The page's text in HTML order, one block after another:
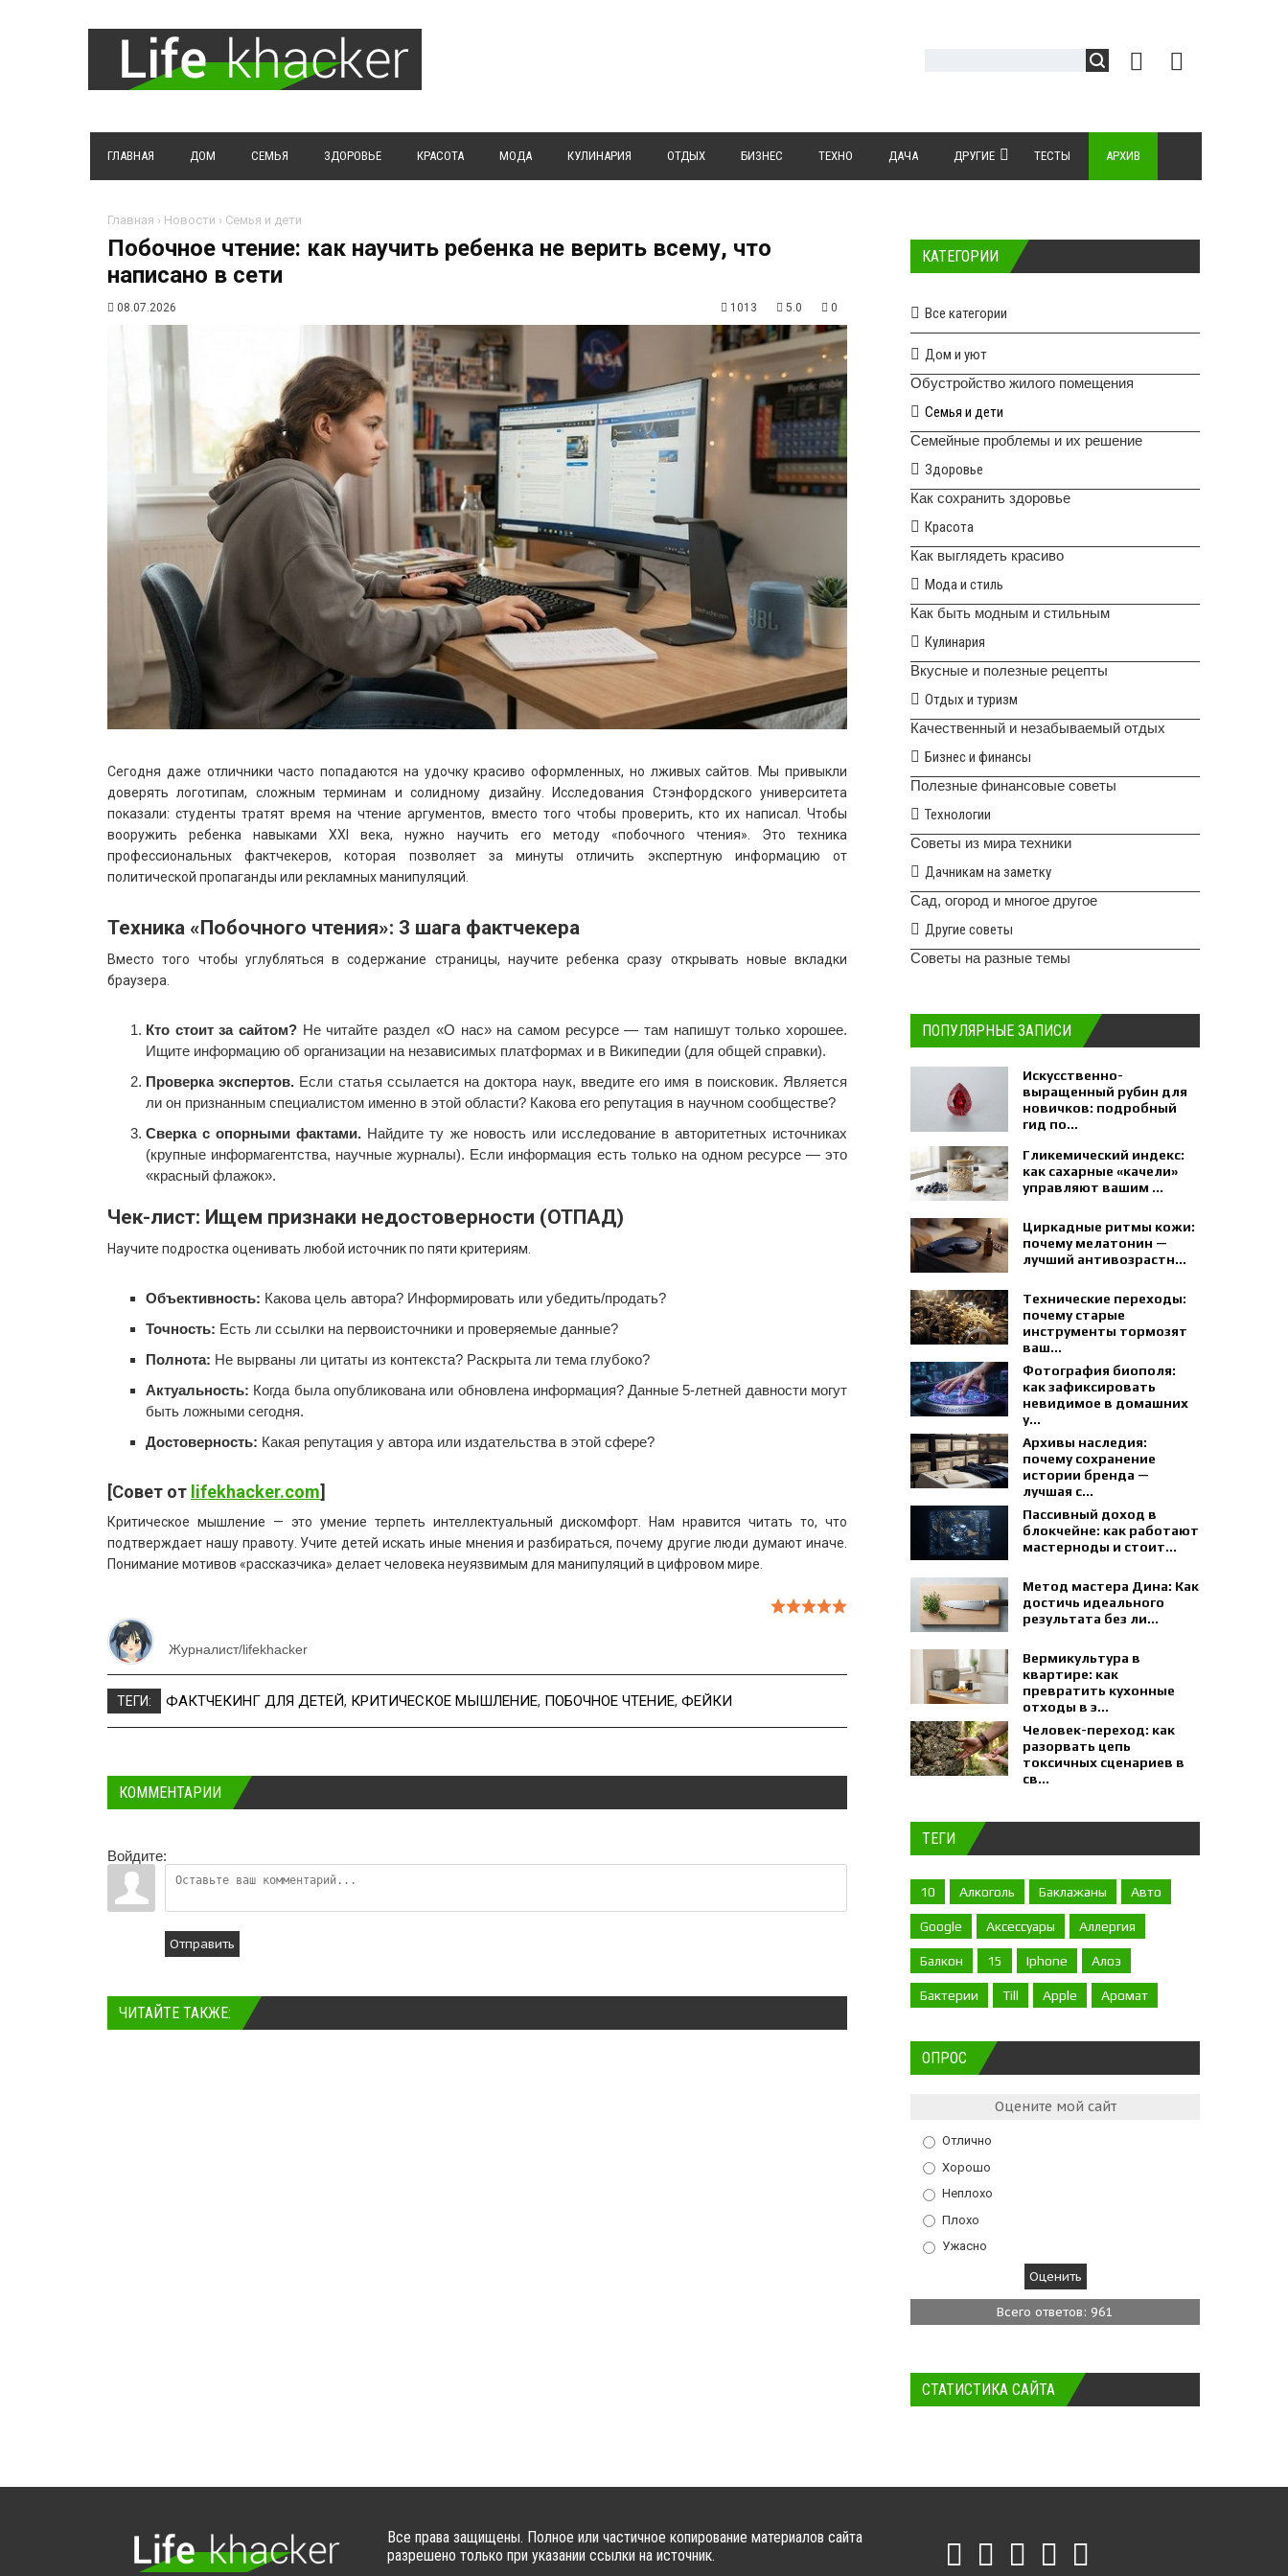
ГЛАВНАЯ ДОМ СЕМЬЯ ЗДОРОВЬЕ КРАСОТА МОДА КУЛИНАРИЯ ОТДЫХ БИЗНЕС ТЕХНО ДАЧА ДРУГИЕ ТЕСТЫ АРХИВ
Главная › Новости › Семья и дети
Побочное чтение: как научить ребенка не верить всему, что
написано в сети
08.07.2026 1013 5.0 0
Сегодня даже отличники часто попадаются на удочку красиво оформленных, но лживых сайтов. Мы привыкли
доверять логотипам, сложным терминам и солидному дизайну. Исследования Стэнфордского университета
показали: студенты тратят время на чтение аргументов, вместо того чтобы проверить, кто их написал. Чтобы
вооружить ребенка навыками XXI века, нужно научить его методу «побочного чтения». Это техника
профессиональных фактчекеров, которая позволяет за минуты отличить экспертную информацию от
политической пропаганды или рекламных манипуляций.
Техника «Побочного чтения»: 3 шага фактчекера
Вместо того чтобы углубляться в содержание страницы, научите ребенка сразу открывать новые вкладки
браузера.
Кто стоит за сайтом? Не читайте раздел «О нас» на самом ресурсе — там напишут только хорошее.
Ищите информацию об организации на независимых платформах и в Википедии (для общей справки).
Проверка экспертов. Если статья ссылается на доктора наук, введите его имя в поисковик. Является
ли он признанным специалистом именно в этой области? Какова его репутация в научном сообществе?
Сверка с опорными фактами. Найдите ту же новость или исследование в авторитетных источниках
(крупные информагентства, научные журналы). Если информация есть только на одном ресурсе — это
«красный флажок».
Чек-лист: Ищем признаки недостоверности (ОТПАД)
Научите подростка оценивать любой источник по пяти критериям.
Объективность: Какова цель автора? Информировать или убедить/продать?
Точность: Есть ли ссылки на первоисточники и проверяемые данные?
Полнота: Не вырваны ли цитаты из контекста? Раскрыта ли тема глубоко?
Актуальность: Когда была опубликована или обновлена информация? Данные 5-летней давности могут
быть ложными сегодня.
Достоверность: Какая репутация у автора или издательства в этой сфере?
[Совет от lifekhacker.com]
Критическое мышление — это умение терпеть интеллектуальный дискомфорт. Нам нравится читать то, что
подтверждает нашу правоту. Учите детей искать иные мнения и разбираться, почему другие люди думают иначе.
Понимание мотивов «рассказчика» делает человека неуязвимым для манипуляций в цифровом мире.
Журналист/lifekhacker
ТЕГИ: ФАКТЧЕКИНГ ДЛЯ ДЕТЕЙ, КРИТИЧЕСКОЕ МЫШЛЕНИЕ, ПОБОЧНОЕ ЧТЕНИЕ, ФЕЙКИ
КОММЕНТАРИИ
Войдите:
Отправить
ЧИТАЙТЕ ТАКЖЕ:
КАТЕГОРИИ
Все категории
Дом и уют
Обустройство жилого помещения
Семья и дети
Семейные проблемы и их решение
Здоровье
Как сохранить здоровье
Красота
Как выглядеть красиво
Мода и стиль
Как быть модным и стильным
Кулинария
Вкусные и полезные рецепты
Отдых и туризм
Качественный и незабываемый отдых
Бизнес и финансы
Полезные финансовые советы
Технологии
Советы из мира техники
Дачникам на заметку
Сад, огород и многое другое
Другие советы
Советы на разные темы
ПОПУЛЯРНЫЕ ЗАПИСИ
Искусственно-
выращенный рубин для
новичков: подробный
гид по...
Гликемический индекс:
как сахарные «качели»
управляют вашим ...
Циркадные ритмы кожи:
почему мелатонин —
лучший антивозрастн...
Технические переходы:
почему старые
инструменты тормозят
ваш...
Фотография биополя:
как зафиксировать
невидимое в домашних
у...
Архивы наследия:
почему сохранение
истории бренда —
лучшая с...
Пассивный доход в
блокчейне: как работают
мастерноды и стоит...
Метод мастера Дина: Как
достичь идеального
результата без ли...
Вермикультура в
квартире: как
превратить кухонные
отходы в э...
Человек-переход: как
разорвать цепь
токсичных сценариев в
св...
ТЕГИ
10 Алкоголь Баклажаны Авто
Google Аксессуары Аллергия
Балкон 15 Iphone Алоэ
Бактерии Till Apple Аромат
ОПРОС
Оцените мой сайт
Отлично
Хорошо
Неплохо
Плохо
Ужасно
Всего ответов: 961
СТАТИСТИКА САЙТА
Все права защищены. Полное или частичное копирование материалов сайта
разрешено только при указании ссылки на источник.